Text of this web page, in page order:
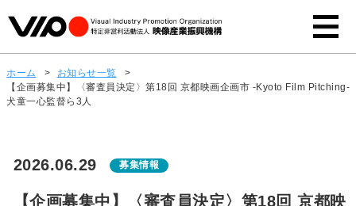
ホーム > お知らせ一覧
>
【企画募集中】〈審査員決定〉第18回 京都映画企画市 -Kyoto Film Pitching-
犬童一心監督ら3人
2026.06.29 募集情報
【企画募集中】〈審査員決定〉第18回 京都映